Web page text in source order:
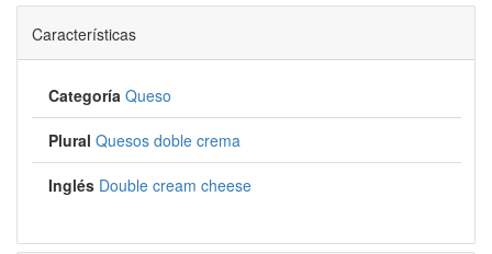
Características
Categoría Queso
Plural Quesos doble crema
Inglés Double cream cheese